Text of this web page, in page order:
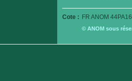
Cote : FR ANOM
© ANOM sous